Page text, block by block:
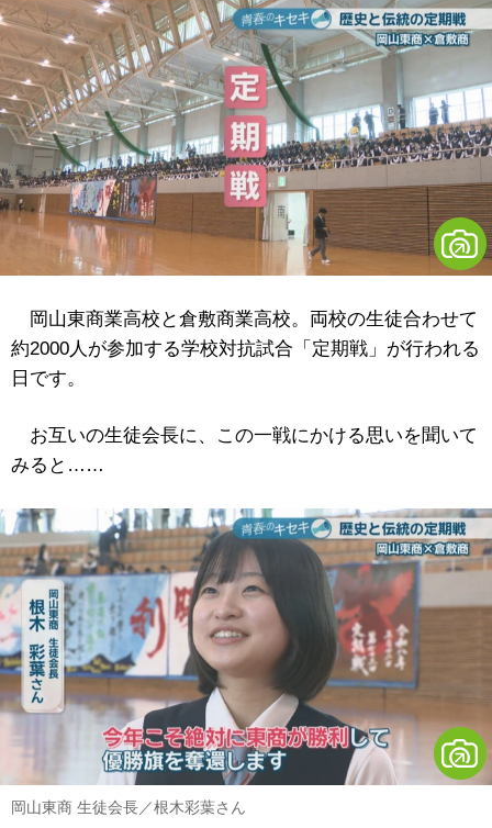
岡山東商業高校と倉敷商業高校。両校の生徒合わせて
約2000人が参加する学校対抗試合「定期戦」が行われる
日です。
お互いの生徒会長に、この一戦にかける思いを聞いて
みると……
岡山東商 生徒会長／根木彩葉さん